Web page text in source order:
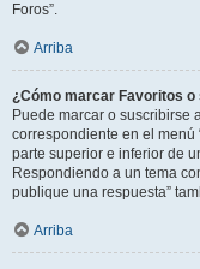
Foros”.
Arriba
¿Cómo marcar Favoritos
Puede marcar o suscribirse
correspondiente en el menú
parte superior e inferior de
Respondiendo a un tema
publique una respuesta”
Arriba